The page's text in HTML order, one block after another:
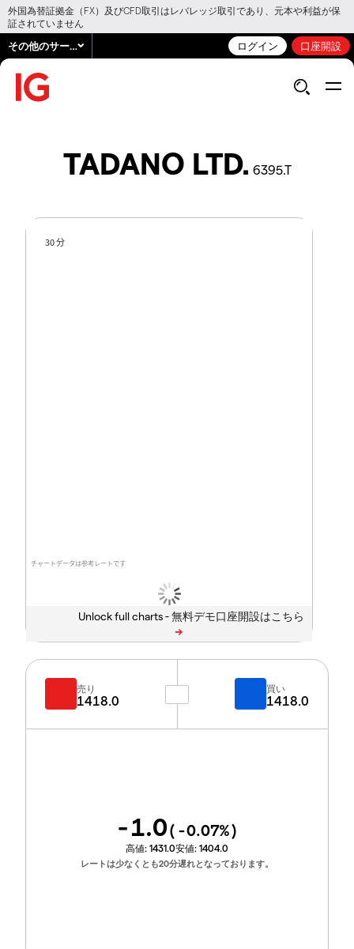
外国為替証拠金（FX）及びCFD取引はレバレッジ取引であり、元本や利益が保
証されていません
その他のサービス ログイン 口座開設
TADANO LTD. 6395.T
チャートデータは参考レートです
30 分
Unlock full charts -
売り
1418.0
買い
1418.0
-1.0( -0.07%)
高値: 1431.0安値: 1404.0
レートは少なくとも20分遅れとなっております。